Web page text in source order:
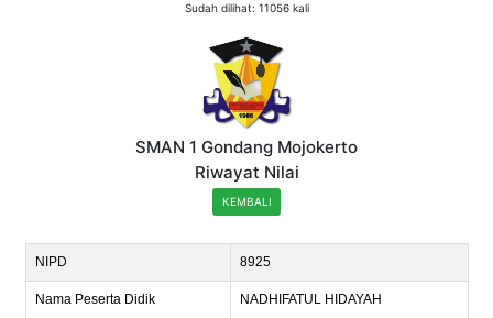
Sudah dilihat: 11056 kali
SMAN 1 Gondang Mojokerto
Riwayat Nilai
KEMBALI
NIPD 8925
Nama Peserta Didik NADHIFATUL HIDAYAH